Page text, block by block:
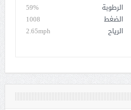
الرطوبة
59%
الضغط
1008
الرياح
2.65mph